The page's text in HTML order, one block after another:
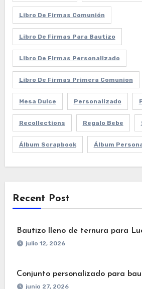
Libro De Firmas Comunión
Libro De Firmas Para Bautizo
Libro De Firmas Personalizado
Libro De Firmas Primera Comunion
Mesa Dulce Personalizado
Recollections Regalo Bebe
Álbum Scrapbook Álbum
Recent Post
Bautizo lleno de ternura para
julio 12, 2026
Conjunto personalizado para
junio 27, 2026